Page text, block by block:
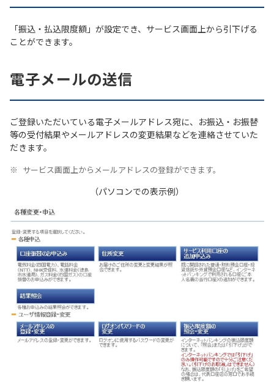
「振込・払込限度額」が設定でき、サービス画面上から引下げる
ことができます。
電子メールの送信
ご登録いただいている電子メールアドレス宛に、お振込・お振替
等の受付結果やメールアドレスの変更結果などを連絡させていた
だきます。
サービス画面上からメールアドレスの登録ができます。
（パソコンでの表示例）